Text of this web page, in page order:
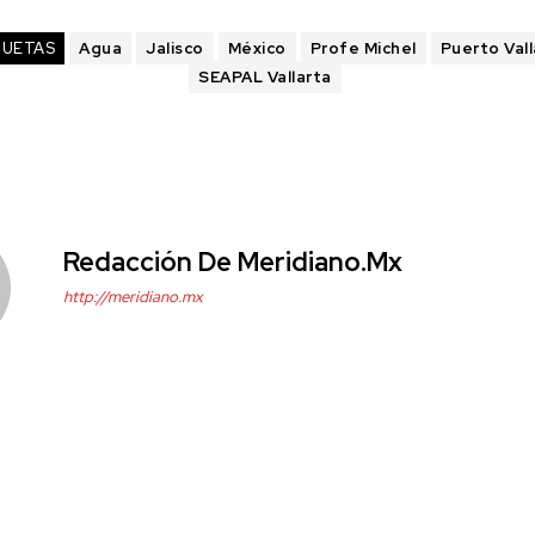
Agua Jalisco México Profe Michel
Puerto
SEAPAL Vallarta
Redacción De Meridiano.mx
http://meridiano.mx